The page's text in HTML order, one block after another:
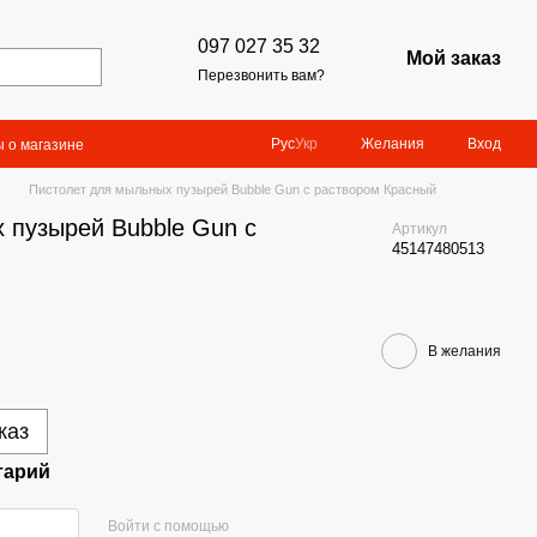
097 027 35 32
Перезвонить вам?
Мой заказ
о магазине РусУкр Желания Вход
Пистолет для мыльных пузырей Bubble Gun с раствором Красный
Bubble Gun с Артикул
45147480513
В желания
Войти с помощью